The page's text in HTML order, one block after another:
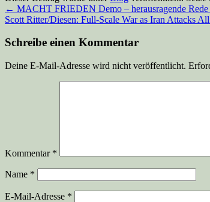
← MACHT FRIEDEN Demo – herausragende
Scott Ritter/Diesen: Full-Scale War as Iran Attacks
Schreibe einen Kommentar
Deine E-Mail-Adresse wird nicht veröffentlicht.
Kommentar *
Name *
E-Mail-Adresse *